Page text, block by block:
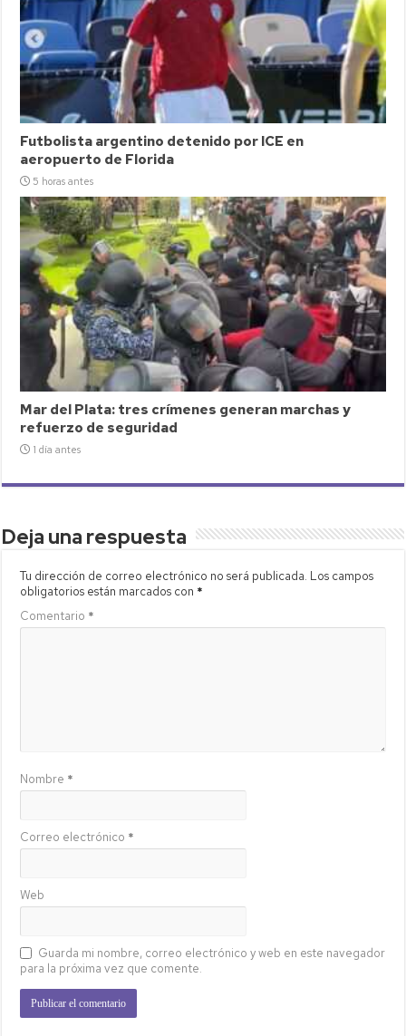
Futbolista argentino detenido por ICE en
aeropuerto de Florida
5 horas antes
Mar del Plata: tres crímenes generan marchas y
refuerzo de seguridad
1 día antes
Deja una respuesta
Tu dirección de correo electrónico no será publicada. Los campos
obligatorios están marcados con *
Comentario *
Nombre *
Correo electrónico *
Web
Guarda mi nombre, correo electrónico y web en este navegador
para la próxima vez que comente.